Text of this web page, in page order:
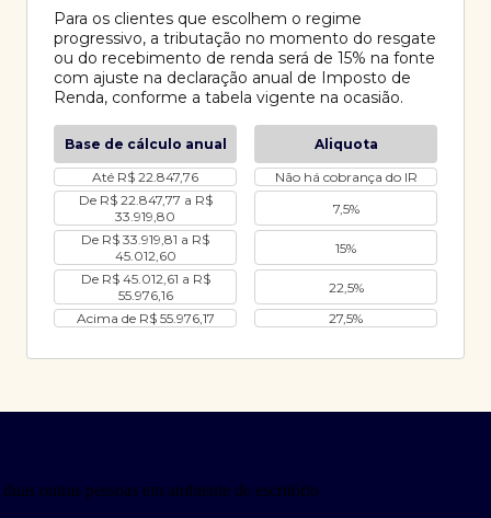
Para os clientes que escolhem o regime
progressivo, a tributação no momento do resgate
ou do recebimento de renda será de 15% na fonte
com ajuste na declaração anual de Imposto de
Renda, conforme a tabela vigente na ocasião.
Base de cálculo anual
Aliquota
Até R$ 22.847,76
Não há cobrança do IR
De R$ 22.847,77 a R$
33.919,80
7,5%
De R$ 33.919,81 a R$
45.012,60
15%
De R$ 45.012,61 a R$
55.976,16
22,5%
Acima de R$ 55.976,17
27,5%